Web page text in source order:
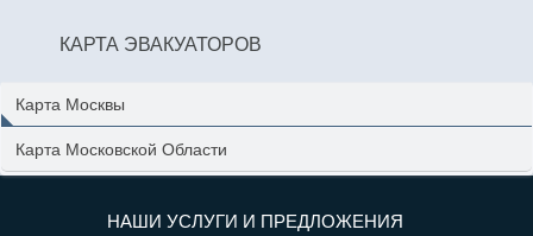
КАРТА ЭВАКУАТОРОВ
Карта Москвы
Карта Московской Области
НАШИ УСЛУГИ И ПРЕДЛОЖЕНИЯ